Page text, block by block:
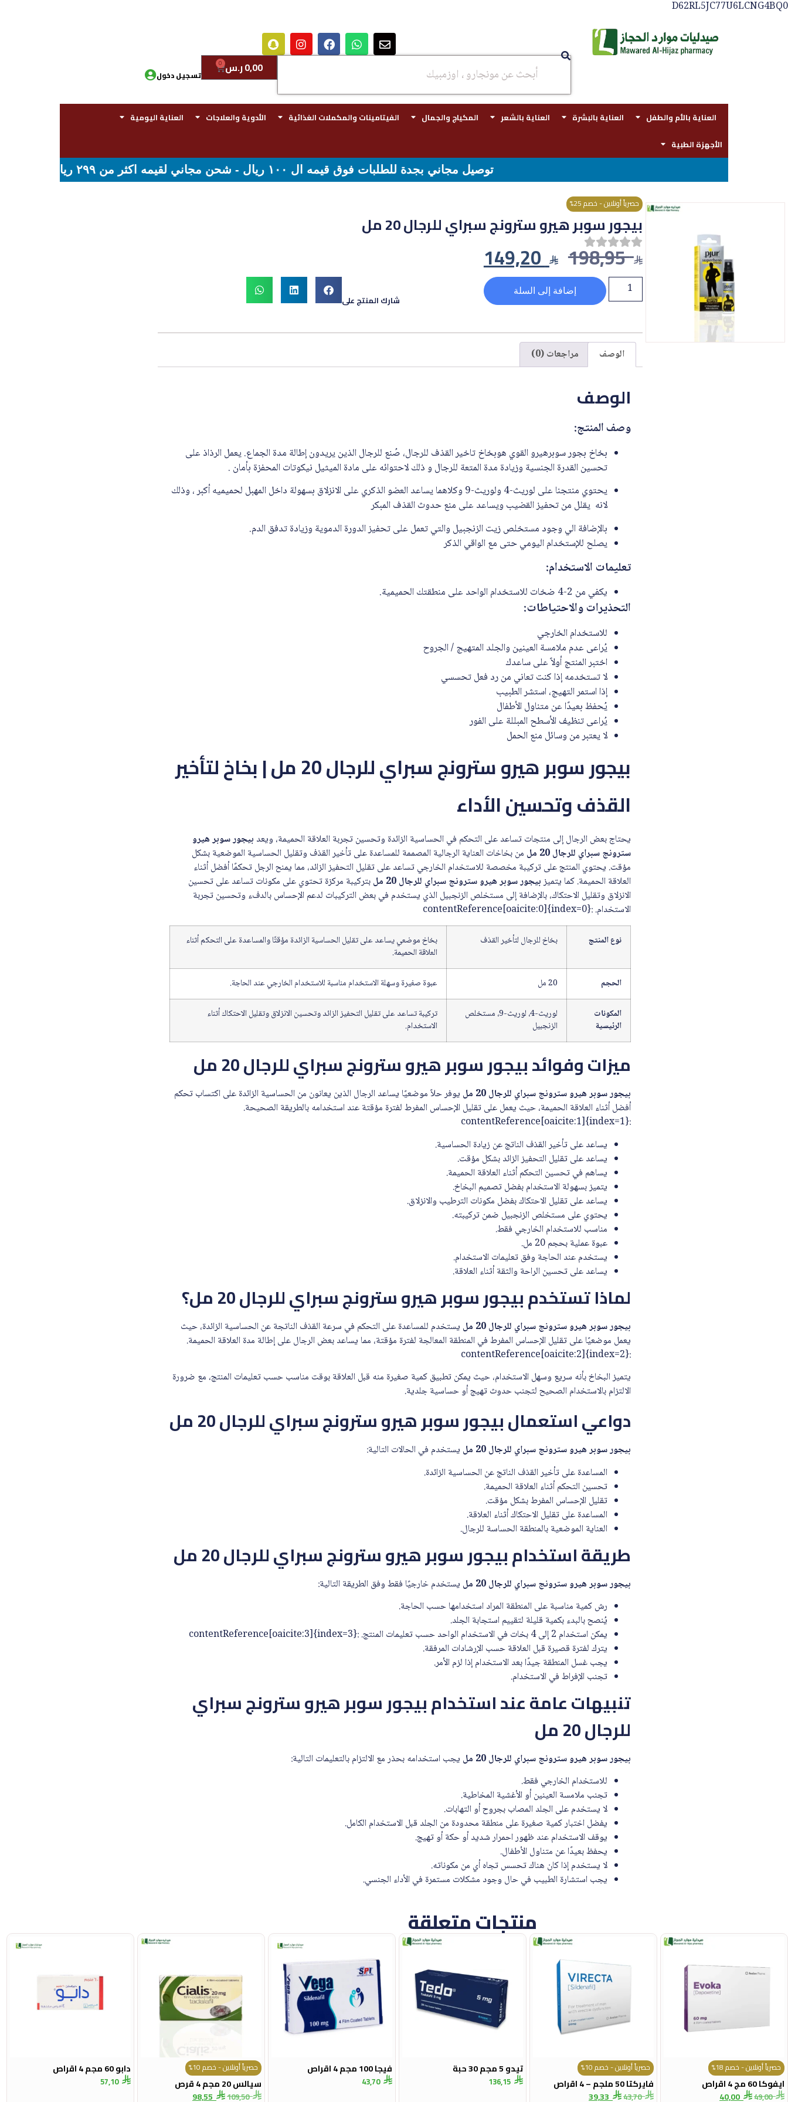
D62RL5JC77U6LCNG4BQ0
0,00ر.س 0
تسجيل دخول
العناية بالأم والطفل العناية بالبشرة العناية بالشعر المكياج والجمال الفيتامينات والمكملات الغذائية الأدوية والعلاجات
العناية اليومية
الأجهزة الطبية
توصيل مجاني بجدة للطلبات فوق قيمه ال ١٠٠ ريال - شحن مجاني لقيمه اكثر من ٢٩٩ ريال
حصرياً أونلاين - خصم 25%
بيجور سوبر هيرو سترونج سبراي للرجال 20 مل
198,95
149,20
إضافة إلى السلة
شارك المنتج على
الوصف مراجعات (0)
الوصف
وصف المنتج:
بخاخ بجور سوبرهيرو القوي هوبخاخ تاخير القذف للرجال، صُنع للرجال الذين يريدون إطالة مدة الجماع. يعمل الرذاذ على
تحسين القدرة الجنسية وزيادة مدة المتعة للرجال و ذلك لاحتوائه على مادة الميثيل نيكوتات المحفزة بأمان .
يحتوي منتجنا على لوريث-4 ولوريث-9 وكلاهما يساعد العضو الذكري على الانزلاق بسهولة داخل المهبل لحميميه أكبر ، وذلك
لانه يقلل من تحفيز القضيب ويساعد على منع حدوث القذف المبكر
بالإضافة الي وجود مستخلص زيت الزنجبيل والتي تعمل على تحفيز الدورة الدموية وزيادة تدفق الدم.
يصلح للإستخدام اليومي حتى مع الواقي الذكر
تعليمات الاستخدام:
يكفي من 2-4 ضخات للاستخدام الواحد على منطقتك الحميمية.
التحذيرات والاحتياطات:
للاستخدام الخارجي
يُراعى عدم ملامسة العينين والجلد المتهيج / الجروح
اختبر المنتج أولاً على ساعدك
لا تستخدمه إذا كنت تعاني من رد فعل تحسسي
إذا استمر التهيج، استشر الطبيب
يُحفظ بعيدًا عن متناول الأطفال
يُراعى تنظيف الأسطح المبللة على الفور
لا يعتبر من وسائل منع الحمل
بيجور سوبر هيرو سترونج سبراي للرجال 20 مل | بخاخ لتأخير
القذف وتحسين الأداء
يحتاج بعض الرجال إلى منتجات تساعد على التحكم في الحساسية الزائدة وتحسين تجربة العلاقة الحميمة، ويعد بيجور سوبر هيرو
سترونج سبراي للرجال 20 مل
من بخاخات العناية الرجالية المصممة للمساعدة على تأخير القذف وتقليل الحساسية الموضعية بشكل
مؤقت. يحتوي المنتج على تركيبة مخصصة للاستخدام الخارجي تساعد على تقليل التحفيز الزائد، مما يمنح الرجل تحكمًا أفضل أثناء
العلاقة الحميمة. كما يتميزبيجور سوبر هيرو سترونج سبراي للرجال 20 مل
بتركيبة مركزة تحتوي على مكونات تساعد على تحسين
الانزلاق وتقليل الاحتكاك، بالإضافة إلى مستخلص الزنجبيل الذي يستخدم في بعض التركيبات لدعم الإحساس بالدفء وتحسين تجربة
الاستخدام. :contentReference[oaicite:0]{index=0}
نوع المنتج بخاخ للرجال لتأخير القذف
بخاخ موضعي يساعد على تقليل الحساسية الزائدة مؤقتًا والمساعدة على التحكم أثناء
العلاقة الحميمة.
الحجم 20 مل عبوة صغيرة وسهلة الاستخدام مناسبة للاستخدام الخارجي عند الحاجة.
المكونات
الرئيسية
لوريث-4، لوريث-9، مستخلص
الزنجبيل
تركيبة تساعد على تقليل التحفيز الزائد وتحسين الانزلاق وتقليل الاحتكاك أثناء
الاستخدام.
ميزات وفوائد بيجور سوبر هيرو سترونج سبراي للرجال 20 مل
بيجور سوبر هيرو سترونج سبراي للرجال 20 مل
يوفر حلاً موضعيًا يساعد الرجال الذين يعانون من الحساسية الزائدة على اكتساب تحكم
أفضل أثناء العلاقة الحميمة، حيث يعمل على تقليل الإحساس المفرط لفترة مؤقتة عند استخدامه بالطريقة الصحيحة.
:contentReference[oaicite:1]{index=1}
يساعد على تأخير القذف الناتج عن زيادة الحساسية.
يساعد على تقليل التحفيز الزائد بشكل مؤقت.
يساهم في تحسين التحكم أثناء العلاقة الحميمة.
يتميز بسهولة الاستخدام بفضل تصميم البخاخ.
يساعد على تقليل الاحتكاك بفضل مكونات الترطيب والانزلاق.
يحتوي على مستخلص الزنجبيل ضمن تركيبته.
مناسب للاستخدام الخارجي فقط.
عبوة عملية بحجم 20 مل.
يستخدم عند الحاجة وفق تعليمات الاستخدام.
يساعد على تحسين الراحة والثقة أثناء العلاقة.
لماذا تستخدم بيجور سوبر هيرو سترونج سبراي للرجال 20 مل؟
بيجور سوبر هيرو سترونج سبراي للرجال 20 مل
يستخدم للمساعدة على التحكم في سرعة القذف الناتجة عن الحساسية الزائدة، حيث
يعمل موضعيًا على تقليل الإحساس المفرط في المنطقة المعالجة لفترة مؤقتة، مما يساعد بعض الرجال على إطالة مدة العلاقة الحميمة.
:contentReference[oaicite:2]{index=2}
يتميز البخاخ بأنه سريع وسهل الاستخدام، حيث يمكن تطبيق كمية صغيرة منه قبل العلاقة بوقت مناسب حسب تعليمات المنتج، مع ضرورة
الالتزام بالاستخدام الصحيح لتجنب حدوث تهيج أو حساسية جلدية.
دواعي استعمال بيجور سوبر هيرو سترونج سبراي للرجال 20 مل
بيجور سوبر هيرو سترونج سبراي للرجال 20 مل
يستخدم في الحالات التالية:
المساعدة على تأخير القذف الناتج عن الحساسية الزائدة.
تحسين التحكم أثناء العلاقة الحميمة.
تقليل الإحساس المفرط بشكل مؤقت.
المساعدة على تقليل الاحتكاك أثناء العلاقة.
العناية الموضعية بالمنطقة الحساسة للرجال.
طريقة استخدام بيجور سوبر هيرو سترونج سبراي للرجال 20 مل
بيجور سوبر هيرو سترونج سبراي للرجال 20 مل
يستخدم خارجيًا فقط وفق الطريقة التالية:
رش كمية مناسبة على المنطقة المراد استخدامها حسب الحاجة.
يُنصح بالبدء بكمية قليلة لتقييم استجابة الجلد.
يمكن استخدام 2 إلى 4 بخات في الاستخدام الواحد حسب تعليمات المنتج. :contentReference[oaicite:3]{index=3}
يترك لفترة قصيرة قبل العلاقة حسب الإرشادات المرفقة.
يجب غسل المنطقة جيدًا بعد الاستخدام إذا لزم الأمر.
تجنب الإفراط في الاستخدام.
تنبيهات عامة عند استخدام بيجور سوبر هيرو سترونج سبراي
للرجال 20 مل
بيجور سوبر هيرو سترونج سبراي للرجال 20 مل
يجب استخدامه بحذر مع الالتزام بالتعليمات التالية:
للاستخدام الخارجي فقط.
تجنب ملامسة العينين أو الأغشية المخاطية.
لا يستخدم على الجلد المصاب بجروح أو التهابات.
يفضل اختبار كمية صغيرة على منطقة محدودة من الجلد قبل الاستخدام الكامل.
يوقف الاستخدام عند ظهور احمرار شديد أو حكة أو تهيج.
يحفظ بعيدًا عن متناول الأطفال.
لا يستخدم إذا كان هناك تحسس تجاه أي من مكوناته.
يجب استشارة الطبيب في حال وجود مشكلات مستمرة في الأداء الجنسي.
منتجات متعلقة
حصرياً أونلاين - خصم 18%
ايفوكا 60 مج 4 اقراص
49,00
40,00
حصرياً أونلاين - خصم 10%
فايركتا 50 ملجم – 4 اقراص
43,70
39,33
تيدو 5 مجم 30 حبة
136,15
فيجا 100 مجم 4 اقراص
43,70
حصرياً أونلاين - خصم 10%
سيالس 20 مجم 4 قرص
109,50
98,55
دابو 60 مجم 4 اقراص
57,10